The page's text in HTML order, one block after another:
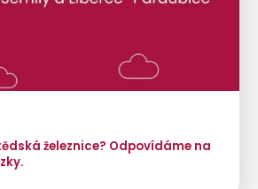
železnice? Odpovídáme na